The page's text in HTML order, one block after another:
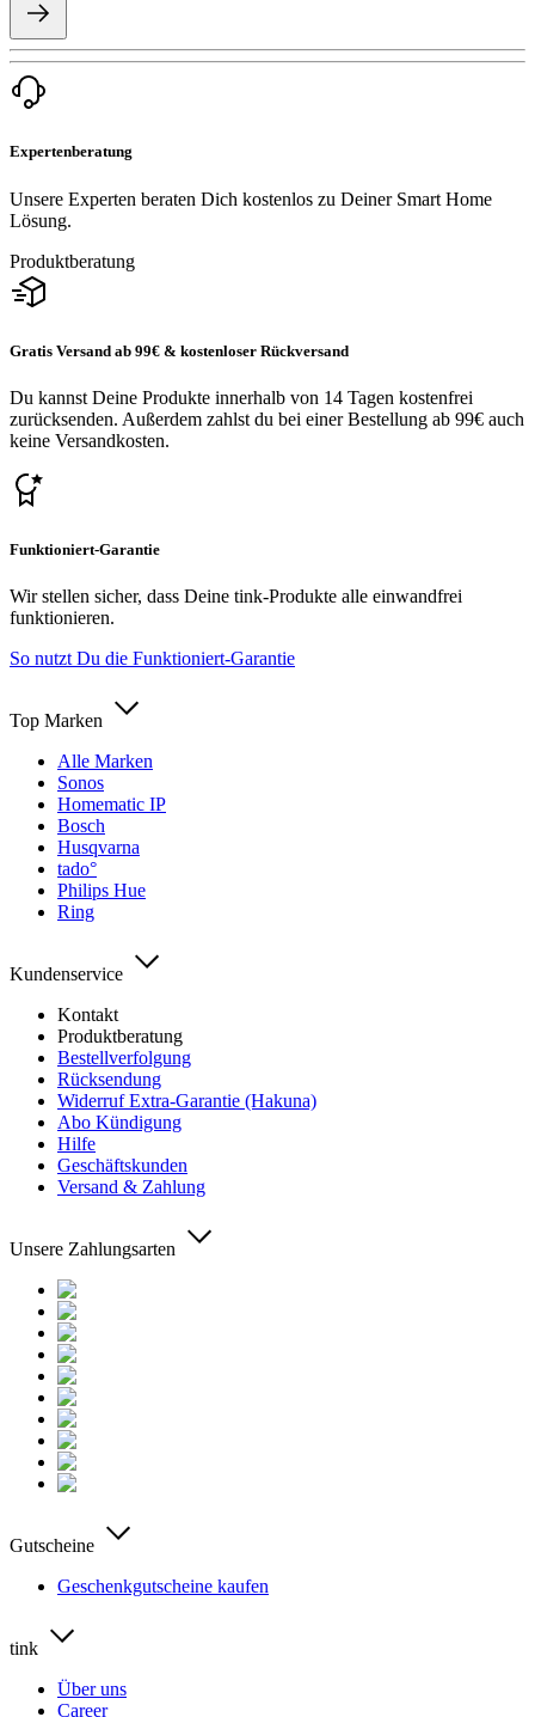
Expertenberatung
Unsere Experten beraten Dich kostenlos zu Deiner Smart Home
Lösung.
Produktberatung
Gratis Versand ab 99€ & kostenloser Rückversand
Du kannst Deine Produkte innerhalb von 14 Tagen kostenfrei
zurücksenden. Außerdem zahlst du bei einer Bestellung ab 99€ auch
keine Versandkosten.
Funktioniert-Garantie
Wir stellen sicher, dass Deine tink-Produkte alle einwandfrei
funktionieren.
So nutzt Du die Funktioniert-Garantie
Top Marken
Alle Marken
Sonos
Homematic IP
Bosch
Husqvarna
tado°
Philips Hue
Ring
Kundenservice
Kontakt
Produktberatung
Bestellverfolgung
Rücksendung
Widerruf Extra-Garantie (Hakuna)
Abo Kündigung
Hilfe
Geschäftskunden
Versand & Zahlung
Unsere Zahlungsarten
Gutscheine
Geschenkgutscheine kaufen
tink
Über uns
Career